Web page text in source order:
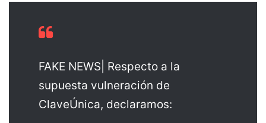
FAKE NEWS| Respecto a la
supuesta vulneración de
ClaveÚnica, declaramos: